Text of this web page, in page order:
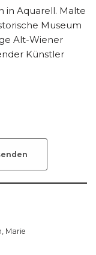
in Aquarell. Malte
Museum
Alt-Wiener
Künstler
Marie